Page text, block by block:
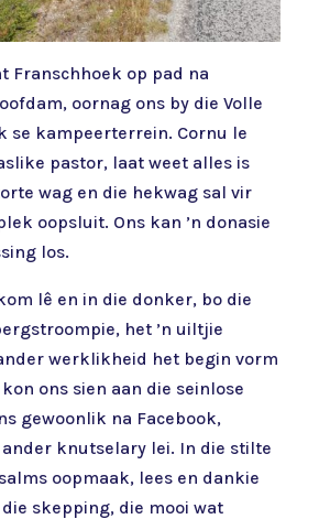
Franschhoek op pad na
oornag ons by die Volle
se kampeerterrein. Cornu le
pastor, laat weet alles is
wag en die hekwag sal vir
oopsluit. Ons kan ’n donasie
los.
lê en in die donker, bo die
het ’n uiltjie
werklikheid het begin vorm
ons sien aan die seinlose
gewoonlik na Facebook,
knutselary lei. In die stilte
oopmaak, lees en dankie
skepping, die mooi wat